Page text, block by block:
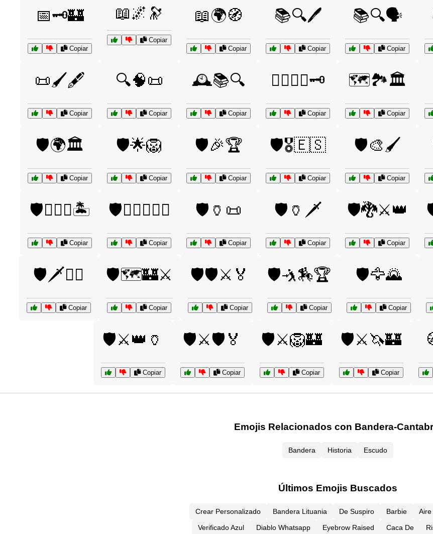
📅🗝️🏰
Copiar
📖🌌🔭
Copiar
📖🌍🧭
Copiar
📚🔍🖊️
Copiar
📚🔍🗣️
Copiar
📜🖌️🖋️
Copiar
🔍🧠📜
Copiar
🕰️📚🔍
Copiar
🕵️‍♂️🔎📜🗝️
Copiar
🗺️🏞️🏛️
Copiar
🛡️🌍🏛️
Copiar
🛡️🌟🦁
Copiar
🛡️🎉🏆
Copiar
🛡️🎖️🇪🇸
Copiar
🛡️🎨🖌️
Copiar
🛡️🏴‍☠️⚓🏝️
Copiar
🛡️🏴‍☠️⚓🏴‍☠️
Copiar
🛡️🏺📜
Copiar
🛡️🏺🗡️
Copiar
🛡️🐉⚔️👑
Copiar
🛡️🗡️🧙‍♂️
Copiar
🛡️🗺️🏰⚔️
Copiar
🛡️🛡️⚔️🏅
Copiar
🛡️🤺🏇🏆
Copiar
🛡️🦅🌄
Copiar
🛡️⚔️👑🏺
Copiar
🛡️⚔️🛡️🏅
Copiar
🛡️⚔️🦁🏰
Copiar
🛡️⚔️🦄🏰
Copiar
Emojis Relacionados con Bandera-
Bandera Historia Escudo
Últimos Emojis Buscados
Crear Personalizado Bandera Lituania De Suspiro Barbie
Aire
Verificado Azul
Diablo Whatsapp Eyebrow Raised Caca De